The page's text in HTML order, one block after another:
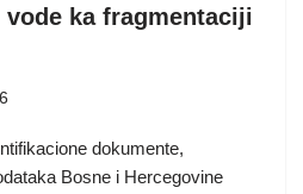
ka fragmentaciji
dokumente,
Bosne i Hercegovine